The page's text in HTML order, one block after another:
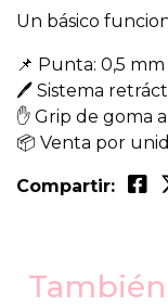
Un básico
📌 Punta: 0,5 mm
🖊 Sistema
✋ Grip de goma
📦 Venta por
Compartir: